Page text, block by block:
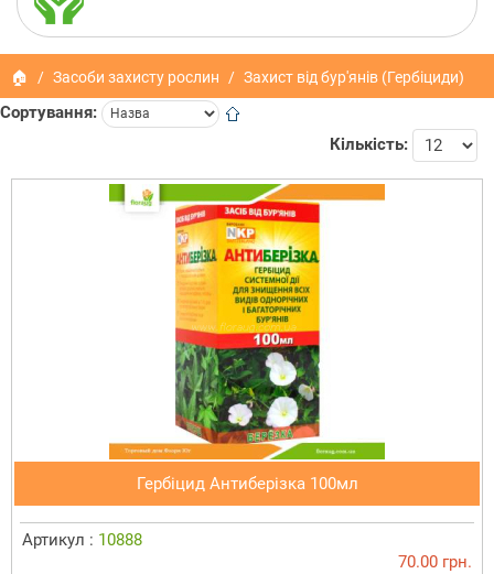
🏠 Засоби захисту рослин Захист від бур'янів (Гербіциди)
Сортування:
Кількість:
Гербіцид Антиберізка 100мл
Артикул : 10888
70.00 грн.